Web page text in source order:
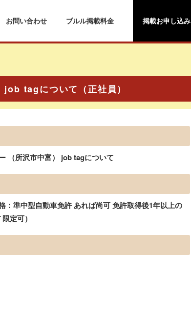
お問い合わせ ブルル掲載料金 掲載お申し込み
tagについて（正社員）
（所沢市中富） job tagについて
：準中型自動車免許 あれば尚可 免許取得後1年以上の
定可）